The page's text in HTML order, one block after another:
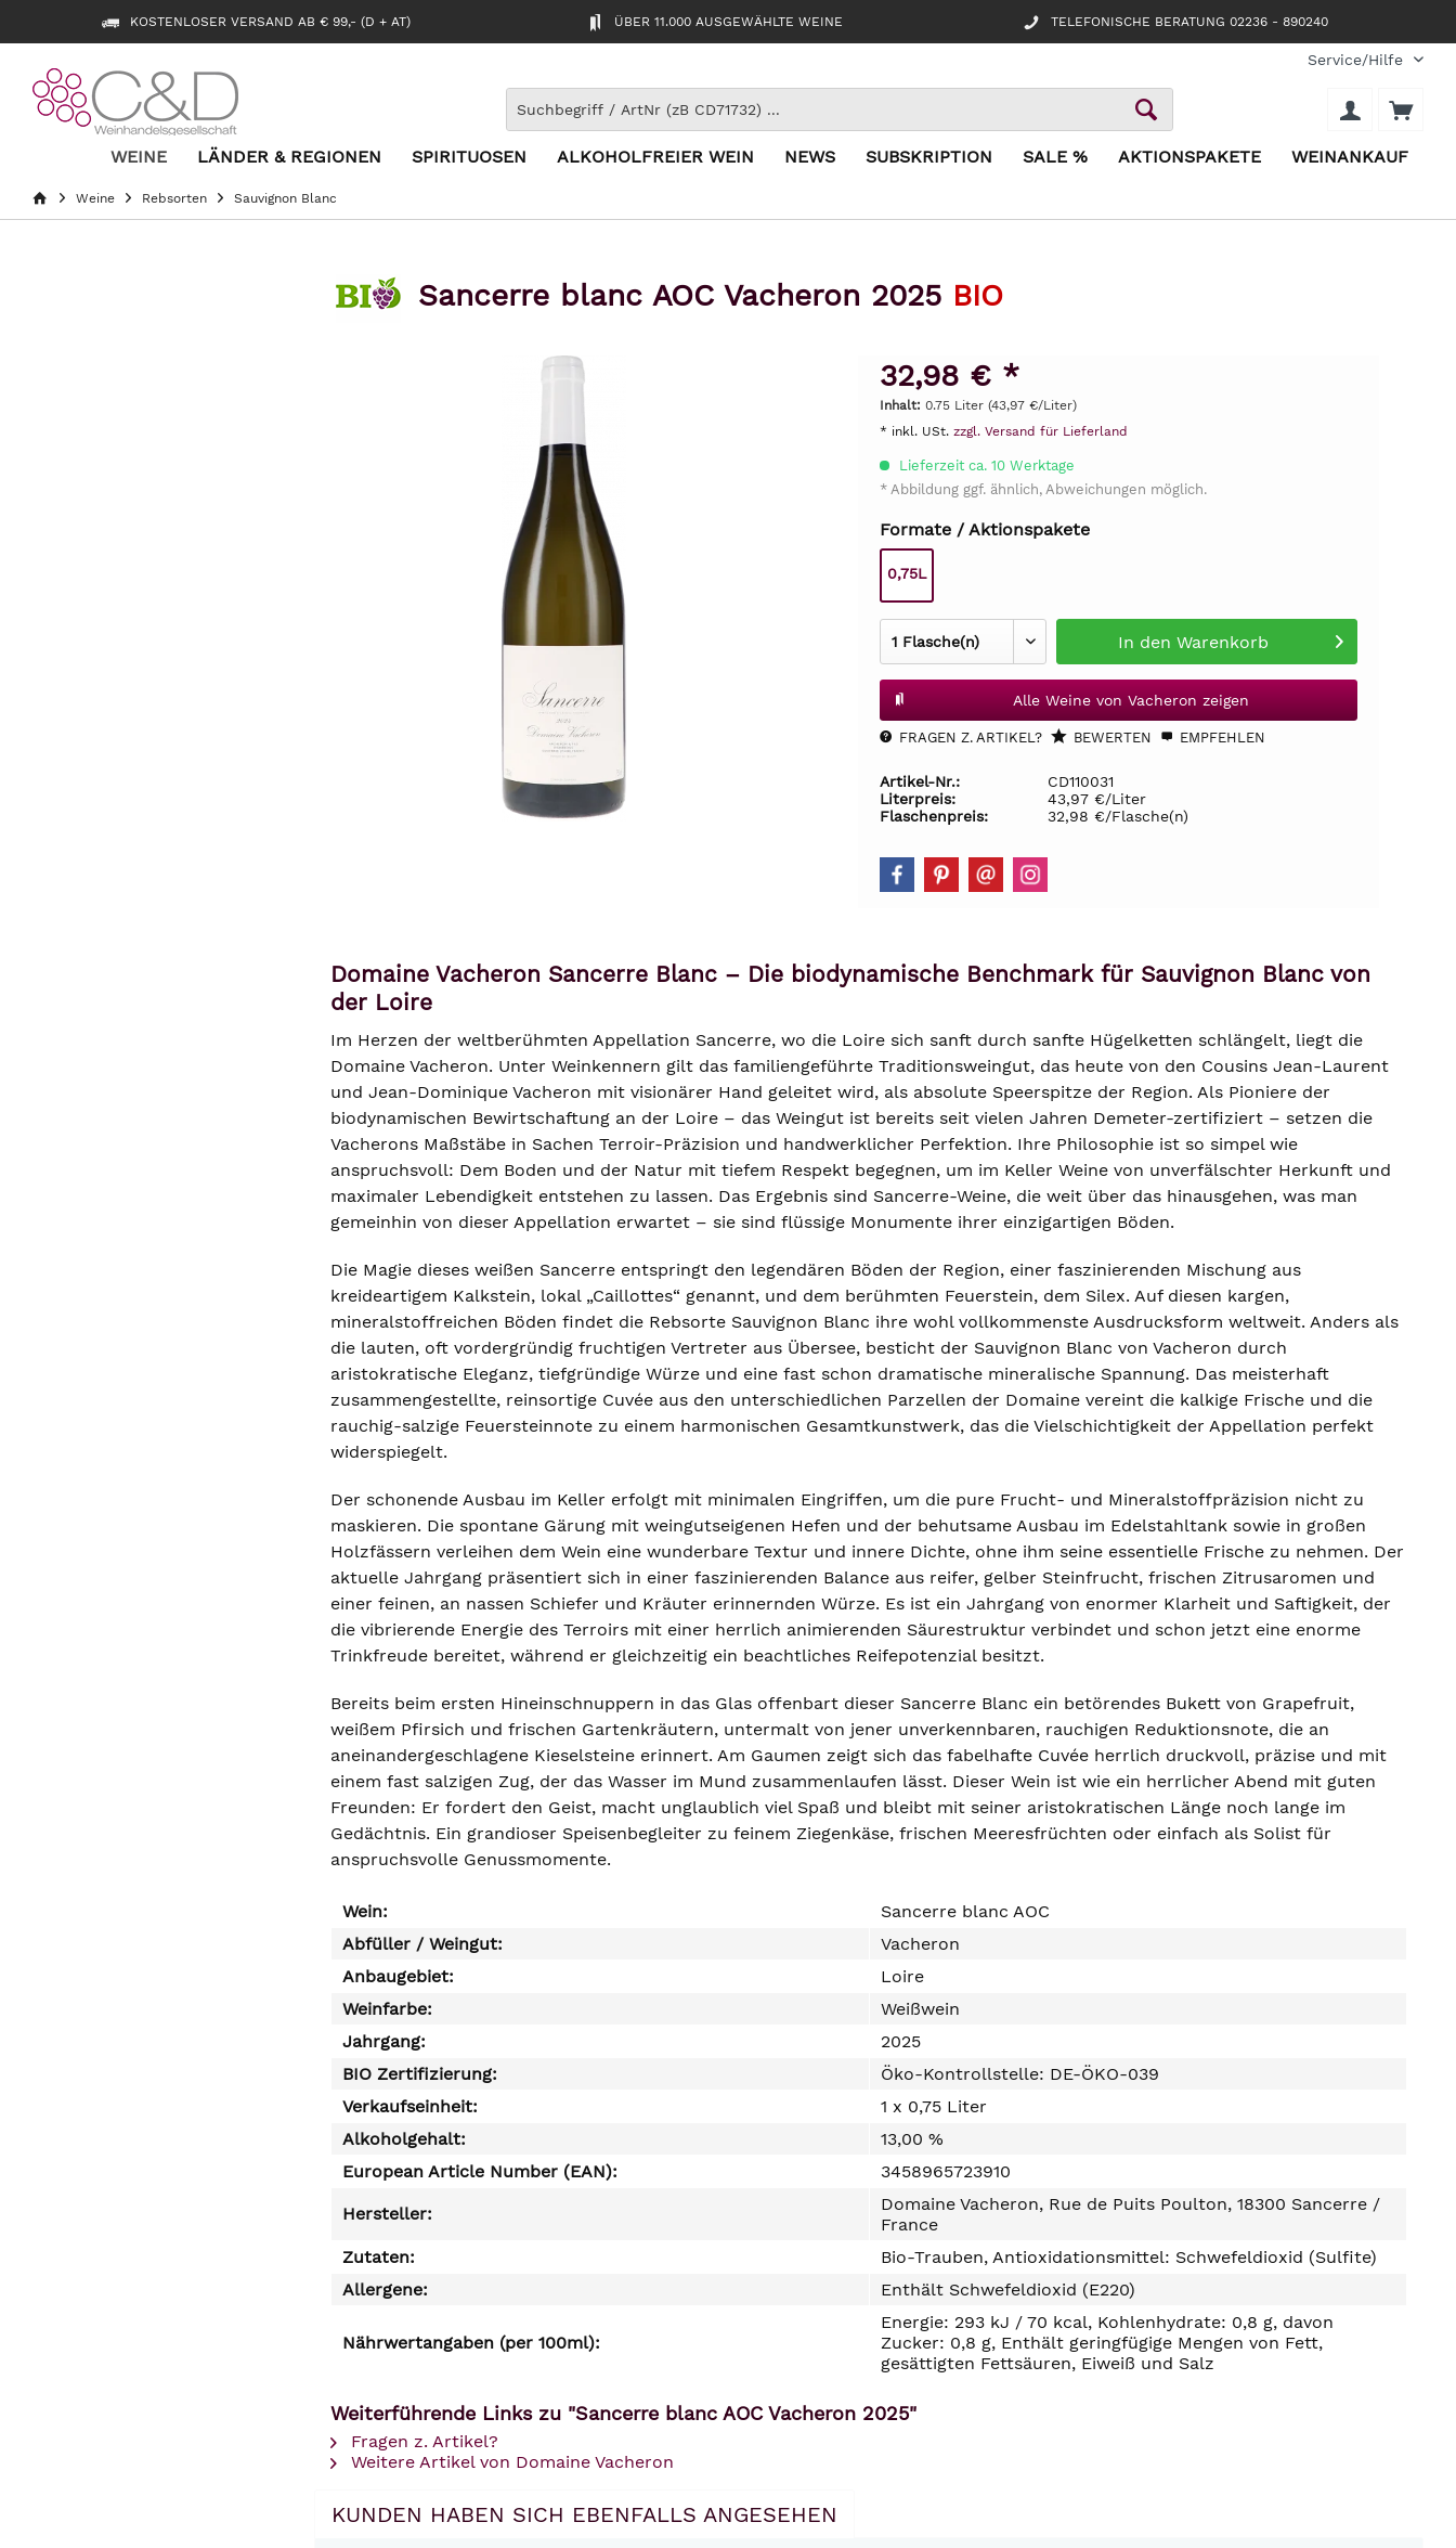
KOSTENLOSER VERSAND AB € 99,- (D + AT) ÜBER 11.000 AUSGEWÄHLTE WEINE TELEFONISCHE BERATUNG 02236 - 890240
Service/Hilfe
WEINE LÄNDER & REGIONEN SPIRITUOSEN ALKOHOLFREIER WEIN NEWS SUBSKRIPTION SALE % AKTIONSPAKETE WEINANKAUF
Weine Rebsorten Sauvignon Blanc
Sancerre blanc AOC Vacheron 2025 BIO
32,98 € *
Inhalt: 0.75 Liter (43,97 €/Liter)
* inkl. USt. zzgl. Versand für Lieferland
Lieferzeit ca. 10 Werktage
* Abbildung ggf. ähnlich, Abweichungen möglich.
Formate / Aktionspakete
0,75L
In den Warenkorb
Alle Weine von Vacheron zeigen
FRAGEN Z. ARTIKEL? BEWERTEN EMPFEHLEN
Artikel-Nr.:
CD110031
Literpreis:
43,97 €/Liter
Flaschenpreis:
32,98 €/Flasche(n)
Domaine Vacheron Sancerre Blanc – Die biodynamische Benchmark für Sauvignon Blanc von
der Loire
Im Herzen der weltberühmten Appellation Sancerre, wo die Loire sich sanft durch sanfte Hügelketten schlängelt, liegt die
Domaine Vacheron. Unter Weinkennern gilt das familiengeführte Traditionsweingut, das heute von den Cousins Jean-Laurent
und Jean-Dominique Vacheron mit visionärer Hand geleitet wird, als absolute Speerspitze der Region. Als Pioniere der
biodynamischen Bewirtschaftung an der Loire – das Weingut ist bereits seit vielen Jahren Demeter-zertifiziert – setzen die
Vacherons Maßstäbe in Sachen Terroir-Präzision und handwerklicher Perfektion. Ihre Philosophie ist so simpel wie
anspruchsvoll: Dem Boden und der Natur mit tiefem Respekt begegnen, um im Keller Weine von unverfälschter Herkunft und
maximaler Lebendigkeit entstehen zu lassen. Das Ergebnis sind Sancerre-Weine, die weit über das hinausgehen, was man
gemeinhin von dieser Appellation erwartet – sie sind flüssige Monumente ihrer einzigartigen Böden.
Die Magie dieses weißen Sancerre entspringt den legendären Böden der Region, einer faszinierenden Mischung aus
kreideartigem Kalkstein, lokal „Caillottes“ genannt, und dem berühmten Feuerstein, dem Silex. Auf diesen kargen,
mineralstoffreichen Böden findet die Rebsorte Sauvignon Blanc ihre wohl vollkommenste Ausdrucksform weltweit. Anders als
die lauten, oft vordergründig fruchtigen Vertreter aus Übersee, besticht der Sauvignon Blanc von Vacheron durch
aristokratische Eleganz, tiefgründige Würze und eine fast schon dramatische mineralische Spannung. Das meisterhaft
zusammengestellte, reinsortige Cuvée aus den unterschiedlichen Parzellen der Domaine vereint die kalkige Frische und die
rauchig-salzige Feuersteinnote zu einem harmonischen Gesamtkunstwerk, das die Vielschichtigkeit der Appellation perfekt
widerspiegelt.
Der schonende Ausbau im Keller erfolgt mit minimalen Eingriffen, um die pure Frucht- und Mineralstoffpräzision nicht zu
maskieren. Die spontane Gärung mit weingutseigenen Hefen und der behutsame Ausbau im Edelstahltank sowie in großen
Holzfässern verleihen dem Wein eine wunderbare Textur und innere Dichte, ohne ihm seine essentielle Frische zu nehmen. Der
aktuelle Jahrgang präsentiert sich in einer faszinierenden Balance aus reifer, gelber Steinfrucht, frischen Zitrusaromen und
einer feinen, an nassen Schiefer und Kräuter erinnernden Würze. Es ist ein Jahrgang von enormer Klarheit und Saftigkeit, der
die vibrierende Energie des Terroirs mit einer herrlich animierenden Säurestruktur verbindet und schon jetzt eine enorme
Trinkfreude bereitet, während er gleichzeitig ein beachtliches Reifepotenzial besitzt.
Bereits beim ersten Hineinschnuppern in das Glas offenbart dieser Sancerre Blanc ein betörendes Bukett von Grapefruit,
weißem Pfirsich und frischen Gartenkräutern, untermalt von jener unverkennbaren, rauchigen Reduktionsnote, die an
aneinandergeschlagene Kieselsteine erinnert. Am Gaumen zeigt sich das fabelhafte Cuvée herrlich druckvoll, präzise und mit
einem fast salzigen Zug, der das Wasser im Mund zusammenlaufen lässt. Dieser Wein ist wie ein herrlicher Abend mit guten
Freunden: Er fordert den Geist, macht unglaublich viel Spaß und bleibt mit seiner aristokratischen Länge noch lange im
Gedächtnis. Ein grandioser Speisenbegleiter zu feinem Ziegenkäse, frischen Meeresfrüchten oder einfach als Solist für
anspruchsvolle Genussmomente.
Wein:
Sancerre blanc AOC
Abfüller / Weingut:
Vacheron
Anbaugebiet:
Loire
Weinfarbe:
Weißwein
Jahrgang:
2025
BIO Zertifizierung:
Öko-Kontrollstelle: DE-ÖKO-039
Verkaufseinheit:
1 x 0,75 Liter
Alkoholgehalt:
13,00 %
European Article Number (EAN):
3458965723910
Hersteller:
Domaine Vacheron, Rue de Puits Poulton, 18300 Sancerre /
France
Zutaten:
Bio-Trauben, Antioxidationsmittel: Schwefeldioxid (Sulfite)
Allergene:
Enthält Schwefeldioxid (E220)
Nährwertangaben (per 100ml):
Energie: 293 kJ / 70 kcal, Kohlenhydrate: 0,8 g, davon
Zucker: 0,8 g, Enthält geringfügige Mengen von Fett,
gesättigten Fettsäuren, Eiweiß und Salz
Weiterführende Links zu "Sancerre blanc AOC Vacheron 2025"
Fragen z. Artikel?
Weitere Artikel von Domaine Vacheron
KUNDEN HABEN SICH EBENFALLS ANGESEHEN